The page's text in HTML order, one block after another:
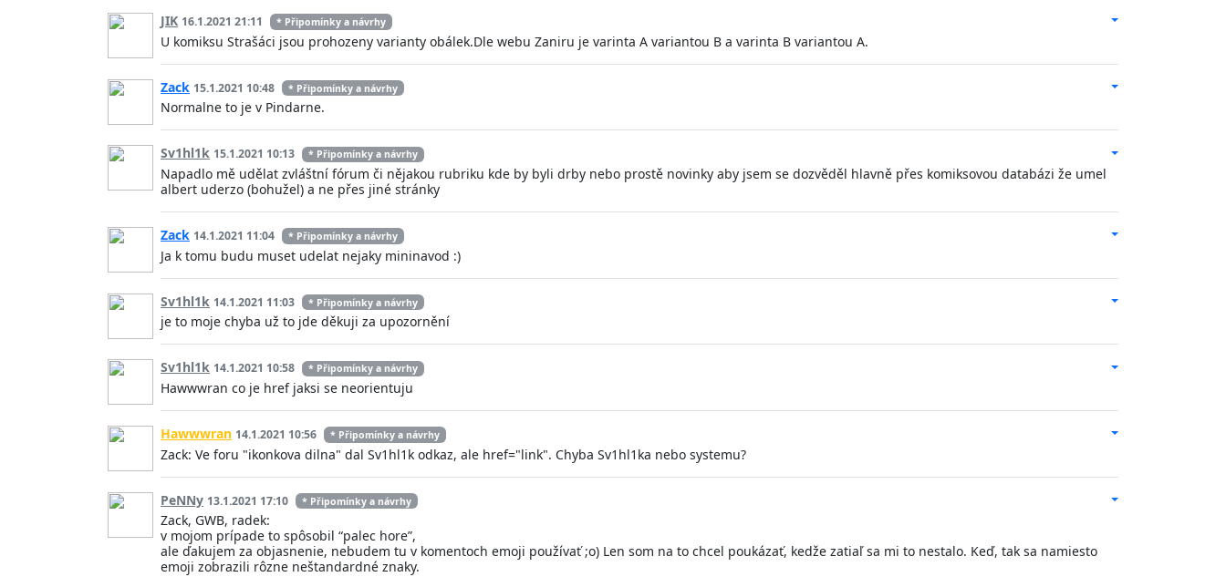
JIK 16.1.2021 21:11 * Připomínky a návrhy
U komiksu Strašáci jsou prohozeny varianty obálek.Dle webu Zaniru je varinta A variantou B a varinta B variantou A.
Zack 15.1.2021 10:48 * Připomínky a návrhy
Normalne to je v Pindarne.
Sv1hl1k 15.1.2021 10:13 * Připomínky a návrhy
Napadlo mě udělat zvláštní fórum či nějakou rubriku kde by byli drby nebo prostě novinky aby jsem se dozvěděl hlavně přes komiksovou databázi že umel
albert uderzo (bohužel) a ne přes jiné stránky
Zack 14.1.2021 11:04 * Připomínky a návrhy
Ja k tomu budu muset udelat nejaky mininavod :)
Sv1hl1k 14.1.2021 11:03 * Připomínky a návrhy
je to moje chyba už to jde děkuji za upozornění
Sv1hl1k 14.1.2021 10:58 * Připomínky a návrhy
Hawwwran co je href jaksi se neorientuju
Hawwwran 14.1.2021 10:56 * Připomínky a návrhy
Zack: Ve foru "ikonkova dilna" dal Sv1hl1k odkaz, ale href="link". Chyba Sv1hl1ka nebo systemu?
PeNNy 13.1.2021 17:10 * Připomínky a návrhy
Zack, GWB, radek:
v mojom prípade to spôsobil “palec hore”,
ale ďakujem za objasnenie, nebudem tu v komentoch emoji používať ;o) Len som na to chcel poukázať, kedže zatiaľ sa mi to nestalo. Keď, tak sa namiesto
emoji zobrazili rôzne neštandardné znaky.